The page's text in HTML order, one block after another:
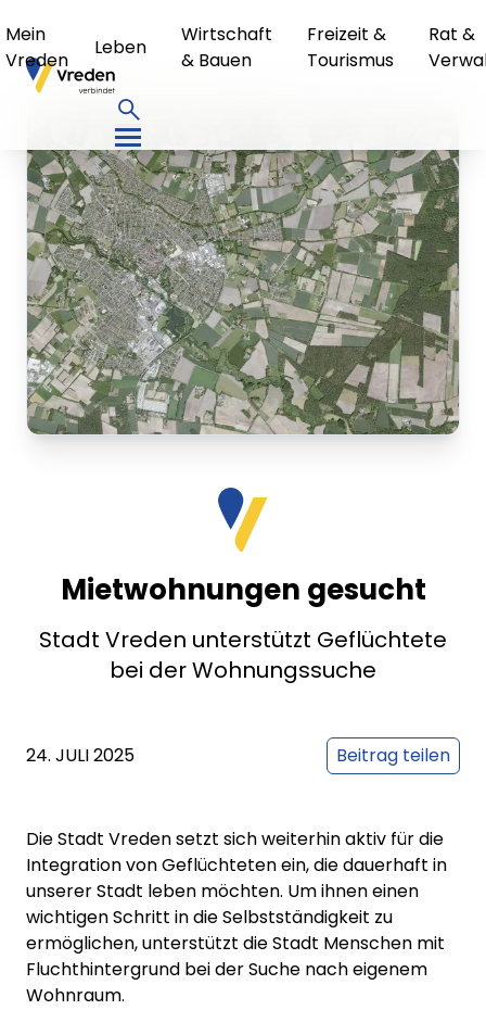
Mein
Vreden
Leben
Wirtschaft
& Bauen
Freizeit &
Tourismus
Rat &
Mietwohnungen gesucht
Stadt Vreden unterstützt Geflüchtete
bei der Wohnungssuche
24. JULI 2025 Beitrag teilen
Die Stadt Vreden setzt sich weiterhin aktiv für die
Integration von Geflüchteten ein, die dauerhaft in
unserer Stadt leben möchten. Um ihnen einen
wichtigen Schritt in die Selbstständigkeit zu
ermöglichen, unterstützt die Stadt Menschen mit
Fluchthintergrund bei der Suche nach eigenem
Wohnraum.